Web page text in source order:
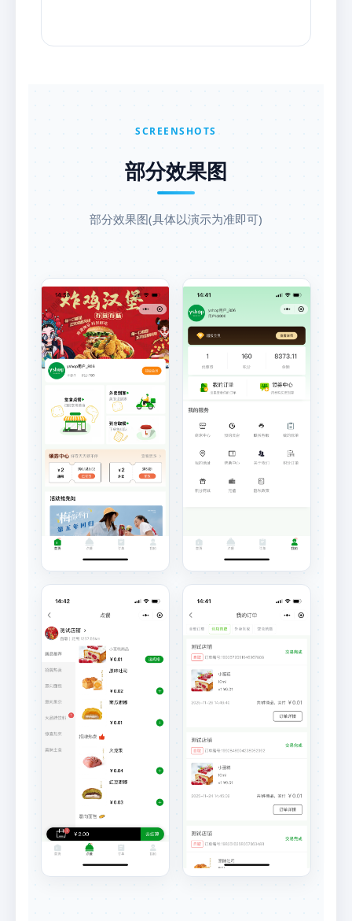
SCREENSHOTS
部分效果图
部分效果图(具体以演示为准即可)